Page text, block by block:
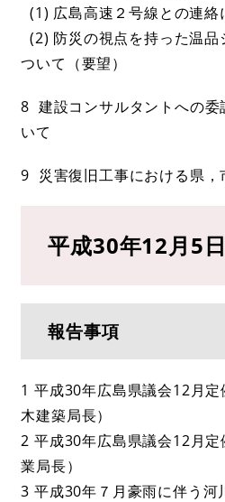
(1) 広島高速２号線との連絡
(2) 防災の視点を持った温
ついて（要望）
8 建設コンサルタントへの委
いて
9 災害復旧工事における県，
平成30年12月5
報告事項
1 平成30年広島県議会12月
木建築局長）
2 平成30年広島県議会12月
業局長）
3 平成30年７月豪雨に伴う河